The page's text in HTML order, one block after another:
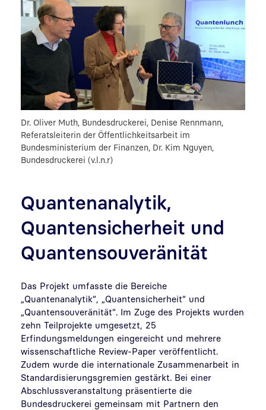
Dr. Oliver Muth, Bundesdruckerei, Denise Rennmann,
Referatsleiterin der Öffentlichkeitsarbeit im
Bundesministerium der Finanzen, Dr. Kim Nguyen,
Bundesdruckerei (v.l.n.r)
Quantenanalytik,
Quantensicherheit und
Quantensouveränität
Das Projekt umfasste die Bereiche
„Quantenanalytik“, „Quantensicherheit“ und
„Quantensouveränität“. Im Zuge des Projekts wurden
zehn Teilprojekte umgesetzt, 25
Erfindungsmeldungen eingereicht und mehrere
wissenschaftliche Review-Paper veröffentlicht.
Zudem wurde die internationale Zusammenarbeit in
Standardisierungsgremien gestärkt. Bei einer
Abschlussveranstaltung präsentierte die
Bundesdruckerei gemeinsam mit Partnern den